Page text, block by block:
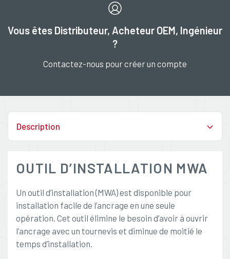
Vous êtes Distributeur, Acheteur OEM, Ingénieur
?
Contactez-nous pour créer un compte
Description
OUTIL D’INSTALLATION MWA
Un outil d’installation (MWA) est disponible pour
installation facile de l’ancrage en une seule
opération. Cet outil élimine le besoin d’avoir à ouvrir
l’ancrage avec un tournevis et diminue de moitié le
temps d’installation.